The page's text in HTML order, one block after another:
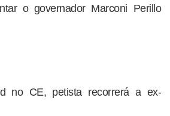
o governador Marconi Perillo
no CE, petista recorrerá a ex-